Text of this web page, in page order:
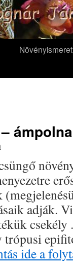
Növényismeret
adják.
csekély
ide a